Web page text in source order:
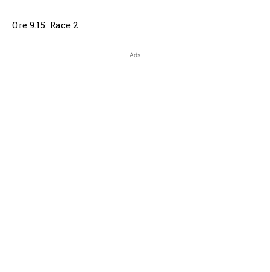
Ore 9.15: Race 2
Ads